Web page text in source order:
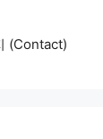
(Contact)